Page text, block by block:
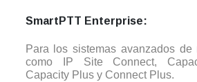
SmartPTT Enterprise:
Para los sistemas avanzados de
como IP Site Connect,
Capacity Plus y Connect Plus.